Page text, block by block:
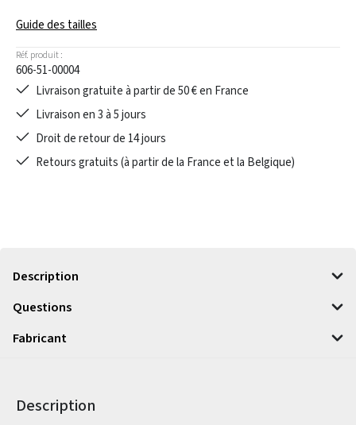
Guide des tailles
Réf. produit :
606-51-00004
Livraison gratuite à partir de 50 € en France
Livraison en 3 à 5 jours
Droit de retour de 14 jours
Retours gratuits (à partir de la France et la Belgique)
Description
Questions
Fabricant
Description